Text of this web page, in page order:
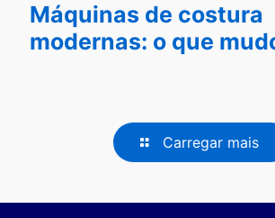
Máquinas de costura
modernas: o que
Carregar mais